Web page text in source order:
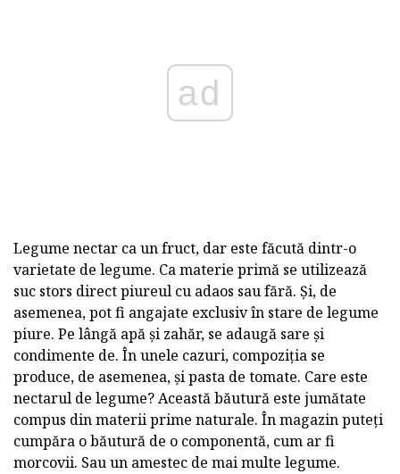
ad
Legume nectar ca un fruct, dar este făcută dintr-o
varietate de legume. Ca materie primă se utilizează
suc stors direct piureul cu adaos sau fără. Și, de
asemenea, pot fi angajate exclusiv în stare de legume
piure. Pe lângă apă și zahăr, se adaugă sare și
condimente de. În unele cazuri, compoziția se
produce, de asemenea, și pasta de tomate. Care este
nectarul de legume? Această băutură este jumătate
compus din materii prime naturale. În magazin puteți
cumpăra o băutură de o componentă, cum ar fi
morcovii. Sau un amestec de mai multe legume.